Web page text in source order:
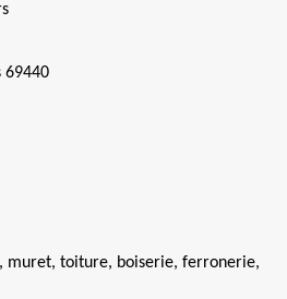
69440
muret, toiture, boiserie, ferronerie,